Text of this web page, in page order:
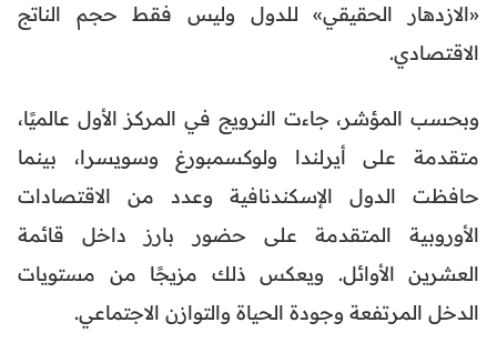
«الازدهار الحقيقي» للدول وليس فقط حجم الناتج
الاقتصادي.
وبحسب المؤشر، جاءت النرويج في المركز الأول عالميًا،
متقدمة على أيرلندا ولوكسمبورغ وسويسرا، بينما
حافظت الدول الإسكندنافية وعدد من الاقتصادات
الأوروبية المتقدمة على حضور بارز داخل قائمة
العشرين الأوائل. ويعكس ذلك مزيجًا من مستويات
الدخل المرتفعة وجودة الحياة والتوازن الاجتماعي.